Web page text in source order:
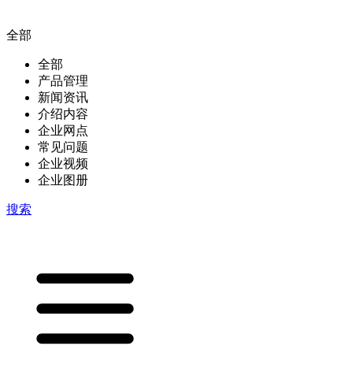
全部
全部
产品管理
新闻资讯
介绍内容
企业网点
常见问题
企业视频
企业图册
搜索